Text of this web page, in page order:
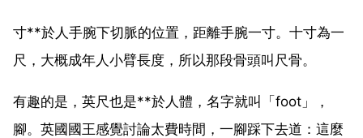
寸**於人手腕下切脈的位置，距離手腕一寸。十寸為一
尺，大概成年人小臂長度，所以那段骨頭叫尺骨。
有趣的是，英尺也是**於人體，名字就叫「foot」，
腳。英國國王感覺討論太費時間，一腳踩下去道：這麼